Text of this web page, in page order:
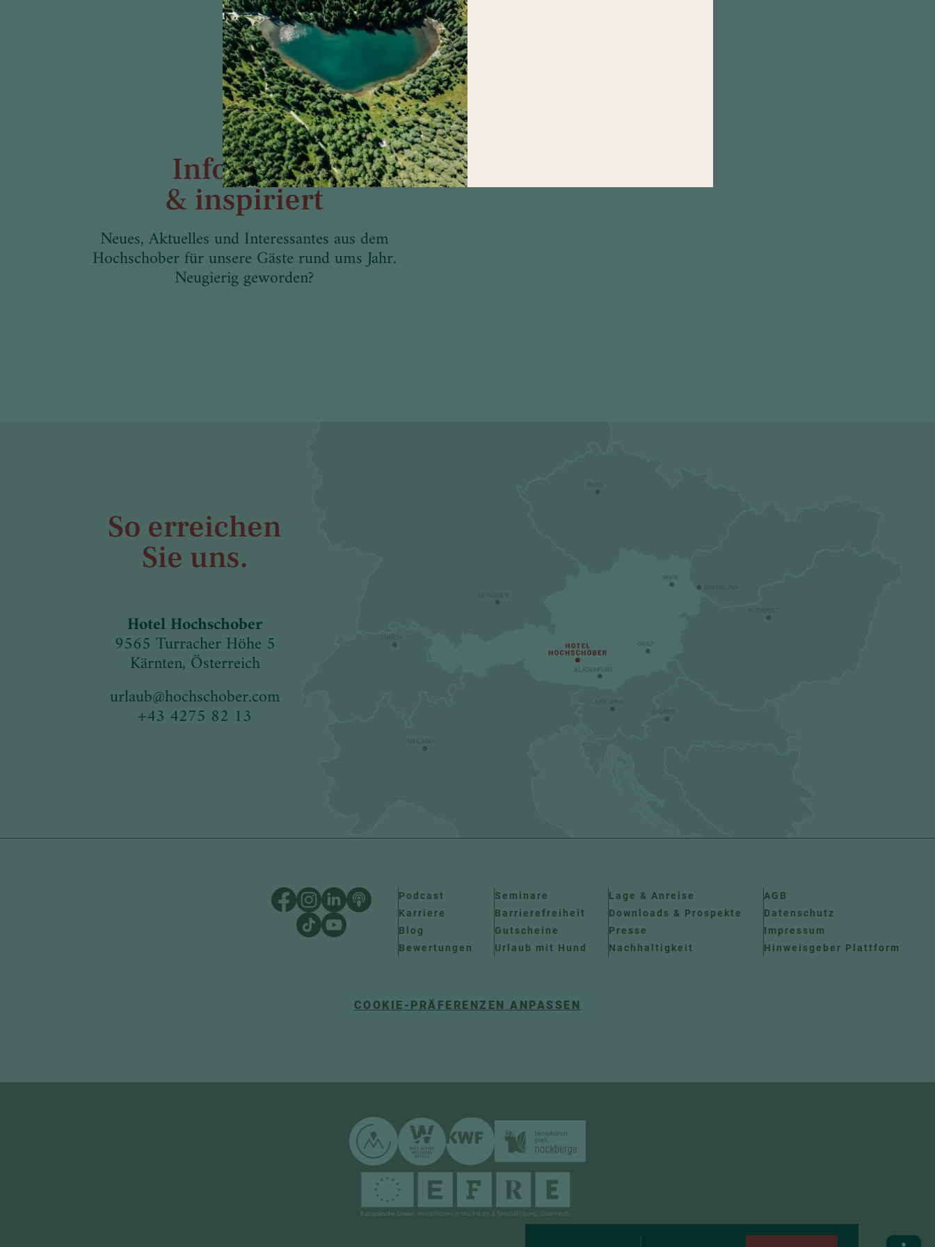
Informiert
& inspiriert
Neues, Aktuelles und Interessantes aus dem
Hochschober für unsere Gäste rund ums Jahr.
Neugierig geworden?
So erreichen
Sie uns.
Hotel Hochschober
9565 Turracher Höhe 5
Kärnten, Österreich
urlaub@hochschober.com
+43 4275 82 13
Podcast
Karriere
Blog
Bewertungen
Seminare
Barrierefreiheit
Gutscheine
Urlaub mit Hund
Lage & Anreise
Downloads & Prospekte
Presse
Nachhaltigkeit
AGB
Datenschutz
Impressum
Hinweisgeber Plattform
COOKIE-PRÄFERENZEN ANPASSEN